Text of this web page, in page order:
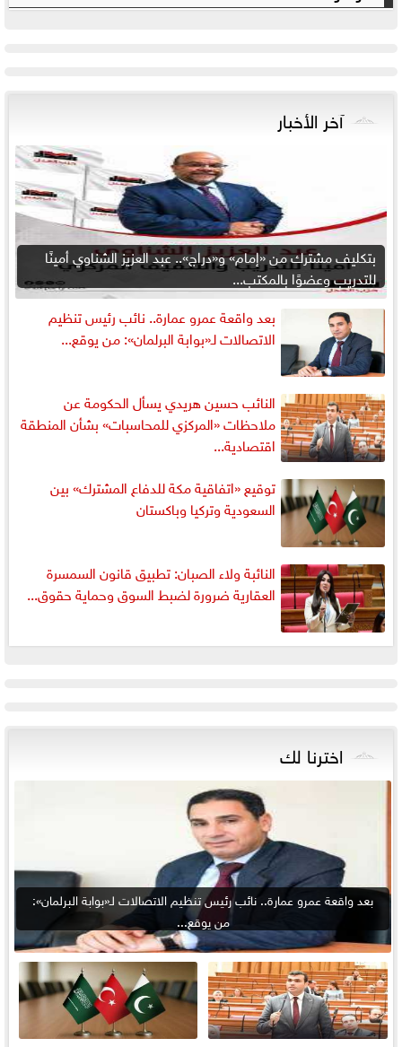
آخر الأخبار
بتكليف مشترك من «إمام» و«دراج».. عبد العزيز الشناوي أمينًا
للتدريب وعضوًا بالمكتب...
بعد واقعة عمرو عمارة.. نائب رئيس تنظيم
الاتصالات لـ«بوابة البرلمان»: من يوقع...
النائب حسين هريدي يسأل الحكومة عن
ملاحظات «المركزي للمحاسبات» بشأن المنطقة
اقتصادية...
توقيع «اتفاقية مكة للدفاع المشترك» بين
السعودية وتركيا وباكستان
النائبة ولاء الصبان: تطبيق قانون السمسرة
العقارية ضرورة لضبط السوق وحماية حقوق...
اخترنا لك
بعد واقعة عمرو عمارة.. نائب رئيس تنظيم الاتصالات لـ«بوابة البرلمان»:
من يوقع...